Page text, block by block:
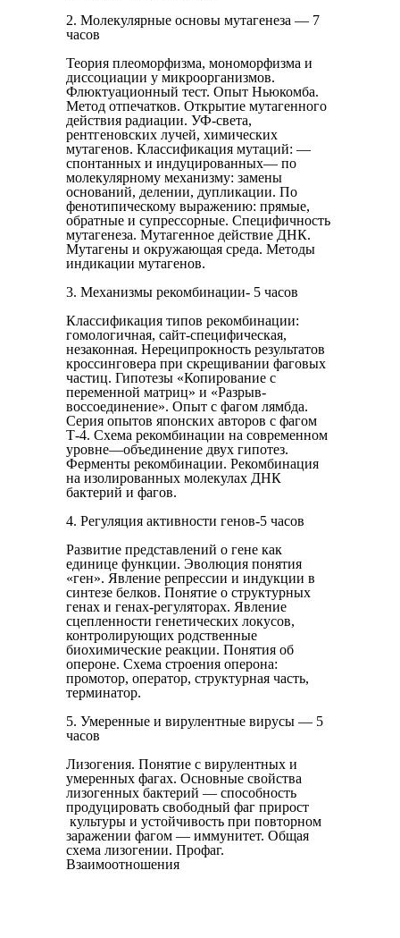
2. Молекулярные основы мутагенеза — 7
часов
Теория плеоморфизма, мономорфизма и
диссоциации у микроорганизмов.
Флюктуационный тест. Опыт Ньюкомба.
Метод отпечатков. Открытие мутаген­ного
действия радиации. УФ-света,
рентгеновских лучей, химических
мутагенов. Классификация мутаций: —
спонтанных и индуциро­ванных— по
молекулярному механизму: замены
оснований, деле­нии, дупликации. По
фенотипическому выражению: прямые,
обратные и супрессорные. Специфичность
мутагенеза. Мутагенное действие ДНК.
Мутагены и окружающая среда. Методы
индика­ции мутагенов.
3. Механизмы рекомбинации- 5 часов
Классификация типов рекомби­нации:
гомологичная, сайт-специфическая,
незаконная. Нереципрокность результатов
кроссинговера при скрещивании фаговых
частиц. Гипотезы «Копирование с
переменной матриц» и «Раз­рыв-
воссоединение». Опыт с фагом лямбда.
Серия опытов япон­ских авторов с фагом
Т-4. Схема рекомбинации на современном
уровне—объединение двух гипотез.
Ферменты рекомбинации. Рекомбинация
на изолированных молекулах ДНК
бактерий и фагов.
4. Регуляция активности генов-5 часов
Развитие представлений о ге­не как
единице функции. Эволюция понятия
«ген». Явление ре­прессии и индукции в
синтезе белков. Понятие о структурных
генах и генах-регуляторах. Явление
сцепленности генетических локусов,
контролирующих родственные
биохимические реакции. Понятия об
опероне. Схема строения оперона:
промотор, опера­тор, структурная часть,
терминатор.
5. Умеренные и вирулентные вирусы — 5
часов
Лизогения. Понятие с вирулентных и
умеренных фагах. Основные свойства
лизогенных бактерий — способность
продуцировать свободный фаг прирост
культуры и устойчивость при повторном
заражении фагом — иммунитет. Общая
схема лизогении. Профаг.
Взаимоотношения